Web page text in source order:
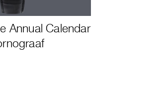
Annual Calendar